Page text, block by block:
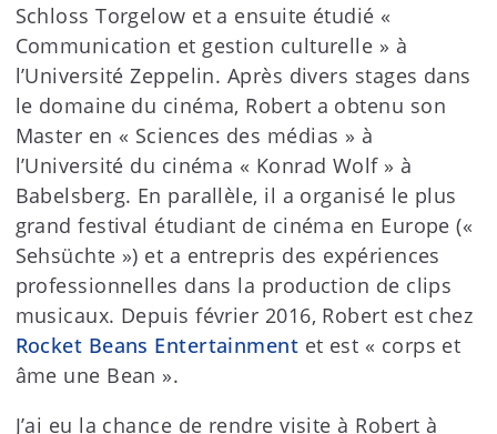
Schloss Torgelow et a ensuite étudié «
Communication et gestion culturelle » à
l’Université Zeppelin. Après divers stages dans
le domaine du cinéma, Robert a obtenu son
Master en « Sciences des médias » à
l’Université du cinéma « Konrad Wolf » à
Babelsberg. En parallèle, il a organisé le plus
grand festival étudiant de cinéma en Europe («
Sehsüchte ») et a entrepris des expériences
professionnelles dans la production de clips
musicaux. Depuis février 2016, Robert est chez
Rocket Beans Entertainment et est « corps et
âme une Bean ».
J’ai eu la chance de rendre visite à Robert à